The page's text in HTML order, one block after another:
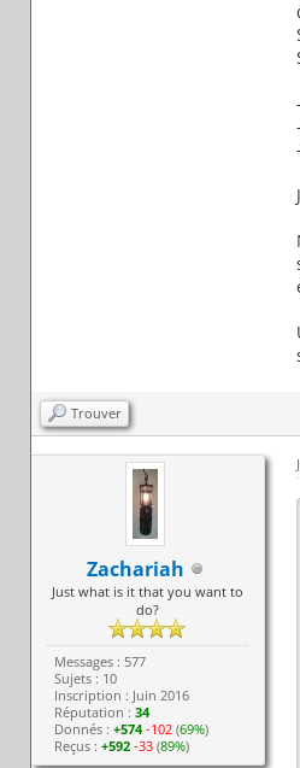
Trouver
Zachariah
Just what is it that you want to
do?
Messages : 577
Sujets : 10
Inscription : Juin 2016
Réputation : 34
Donnés : +574 -102(69%)
Reçus : +592 -33(89%)